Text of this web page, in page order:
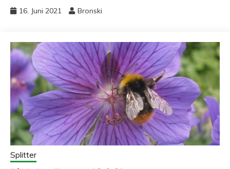
16. Juni 2021 Bronski
Splitter